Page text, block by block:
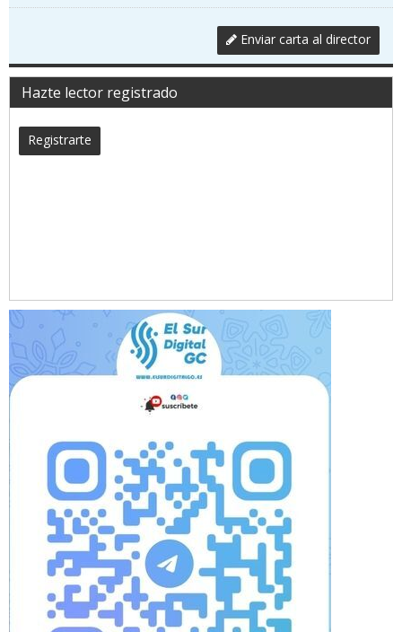
Enviar carta al director
Hazte lector registrado
Registrarte